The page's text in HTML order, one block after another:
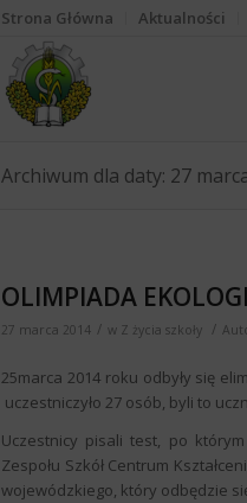
Strona Główna Aktualności
Archiwum dla daty: 27
OLIMPIADA
27 marca 2014 / w Z życia szkoły /
25marca 2014 roku odbyły się
uczestniczyło 27 osób, byli to
Uczestnicy pisali test, po
Zespołu Szkół Centrum
wojewódzkiego, który odbędzie